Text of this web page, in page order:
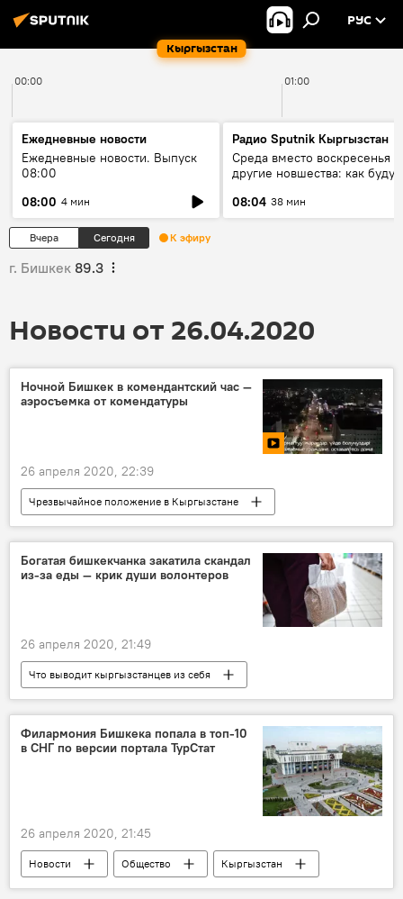
Кыргызстан
РУС
00:00 01:00
Ежедневные новости
Ежедневные новости. Выпуск
08:00
08:00 4 мин
Радио Sputnik Кыргызстан
Среда вместо воскресенья и
другие новшества: как будут
08:04 38 мин
Вчера Сегодня К эфиру
г. Бишкек 89.3
Новости от 26.04.2020
Ночной Бишкек в комендантский час —
аэросъемка от комендатуры
26 апреля 2020, 22:39
Чрезвычайное положение в Кыргызстане
Новости
Общество
Кыргызстан
ночь
дрон
Богатая бишкекчанка закатила скандал
из-за еды — крик души волонтеров
26 апреля 2020, 21:49
Что выводит кыргызстанцев из себя
Общество
Кыргызстан
помощь
благотворительность
фонд
Филармония Бишкека попала в топ-10
в СНГ по версии портала ТурСтат
26 апреля 2020, 21:45
Новости Общество
Кыргызстан
Культура
филармония
СНГ